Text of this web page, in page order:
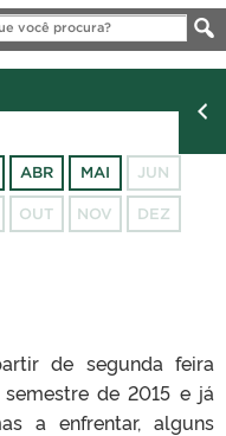
Canais
ABR MAI JUN
OUT NOV DEZ
de segunda feira
de 2015 e já
a enfrentar, alguns